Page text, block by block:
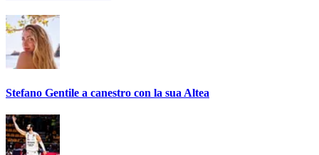
Stefano Gentile a canestro con la sua Altea